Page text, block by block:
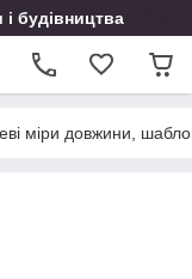
будівництва
міри довжини,